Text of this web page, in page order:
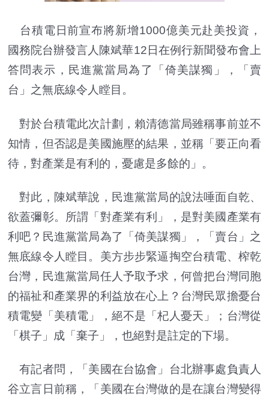
台積電日前宣布將新增1000億美元赴美投資，
國務院台辦發言人陳斌華12日在例行新聞發布會上
答問表示，民進黨當局為了「倚美謀獨」，「賣
台」之無底線令人瞠目。
對於台積電此次計劃，賴清德當局雖稱事前並不
知情，但否認是美國施壓的結果，並稱「要正向看
待，對產業是有利的，憂慮是多餘的」。
對此，陳斌華說，民進黨當局的說法唾面自乾、
欲蓋彌彰。所謂「對產業有利」，是對美國產業有
利吧？民進黨當局為了「倚美謀獨」，「賣台」之
無底線令人瞠目。美方步步緊逼掏空台積電、榨乾
台灣，民進黨當局任人予取予求，何曾把台灣同胞
的福祉和產業界的利益放在心上？台灣民眾擔憂台
積電變「美積電」，絕不是「杞人憂天」；台灣從
「棋子」成「棄子」，也絕對是註定的下場。
有記者問，「美國在台協會」台北辦事處負責人
谷立言日前稱，「美國在台灣做的是在讓台灣變得